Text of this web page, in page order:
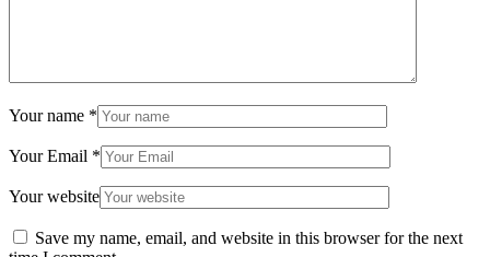
Your name *
Your Email *
Your website
Save my name, email, and website in this browser for the next